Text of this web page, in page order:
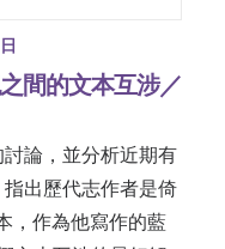
間的文本互涉／
論，並分析近期有
出歷代志作者是倚
，作為他寫作的藍